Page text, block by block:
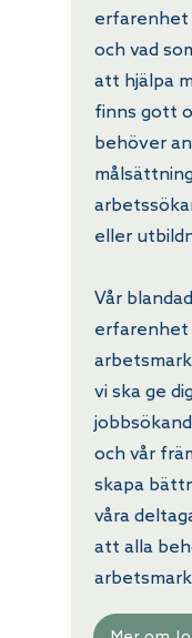
erfarenhet
och vad
att hjälpa
finns gott
behöver
eller
Vår
erfarenhet
vi ska ge
och vår
skapa
våra
att alla